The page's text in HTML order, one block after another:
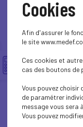
Cookies
Afin d'assurer le
le site
Ces cookies et
cas des boutons de
Vous pouvez
de paramétrer
message vous sera
Vous pouvez